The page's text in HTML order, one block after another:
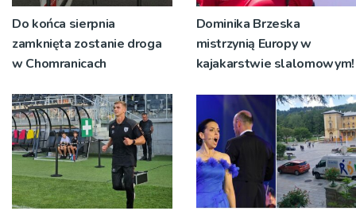
Do końca sierpnia
zamknięta zostanie droga
w Chomranicach
Dominika Brzeska
mistrzynią Europy w
kajakarstwie slalomowym!